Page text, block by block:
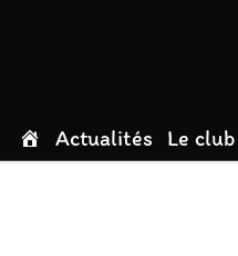
Actualités Le club